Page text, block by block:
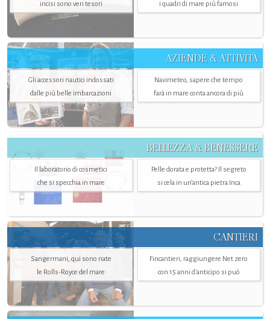
incisi sono veri tesori
i quadri di mare più famosi
AZIENDE & ATTIVITÀ
Gli accessori nautici indossati
dalle più belle imbarcazioni
Navimeteo, sapere che tempo
farà in mare conta ancora di più
BELLEZZA & BENESSERE
Il laboratorio di cosmetici
che si specchia in mare
Pelle dorata e protetta? Il segreto
si cela in un’antica pietra Inca
CANTIERI
Sangermani, qui sono nate
le Rolls-Royce del mare
Fincantieri, raggiungere Net zero
con 15 anni d'anticipo si può